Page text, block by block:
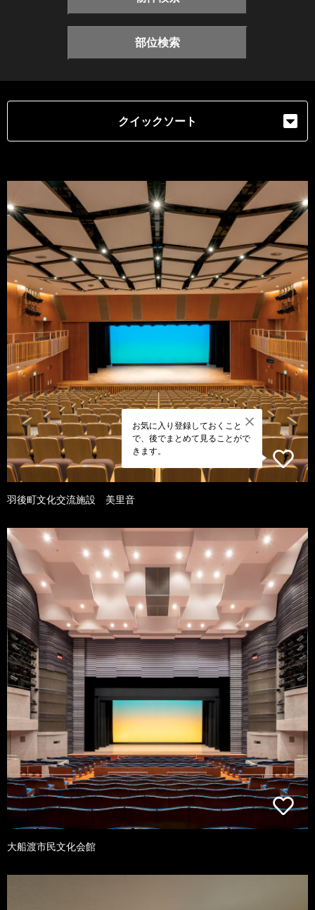
部位検索
クイックソート
お気に入り登録しておくこと
で、後でまとめて見ることがで
きます。
羽後町文化交流施設 美里音
大船渡市民文化会館